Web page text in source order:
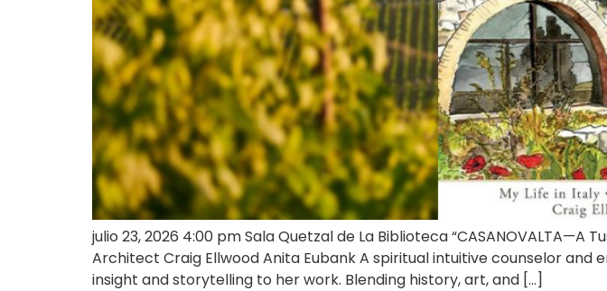
julio 23, 2026 4:00 pm Sala Quetzal de La Biblioteca “CASANOVALTA—A
Architect Craig Ellwood Anita Eubank A spiritual intuitive counselor and
insight and storytelling to her work. Blending history, art, and […]